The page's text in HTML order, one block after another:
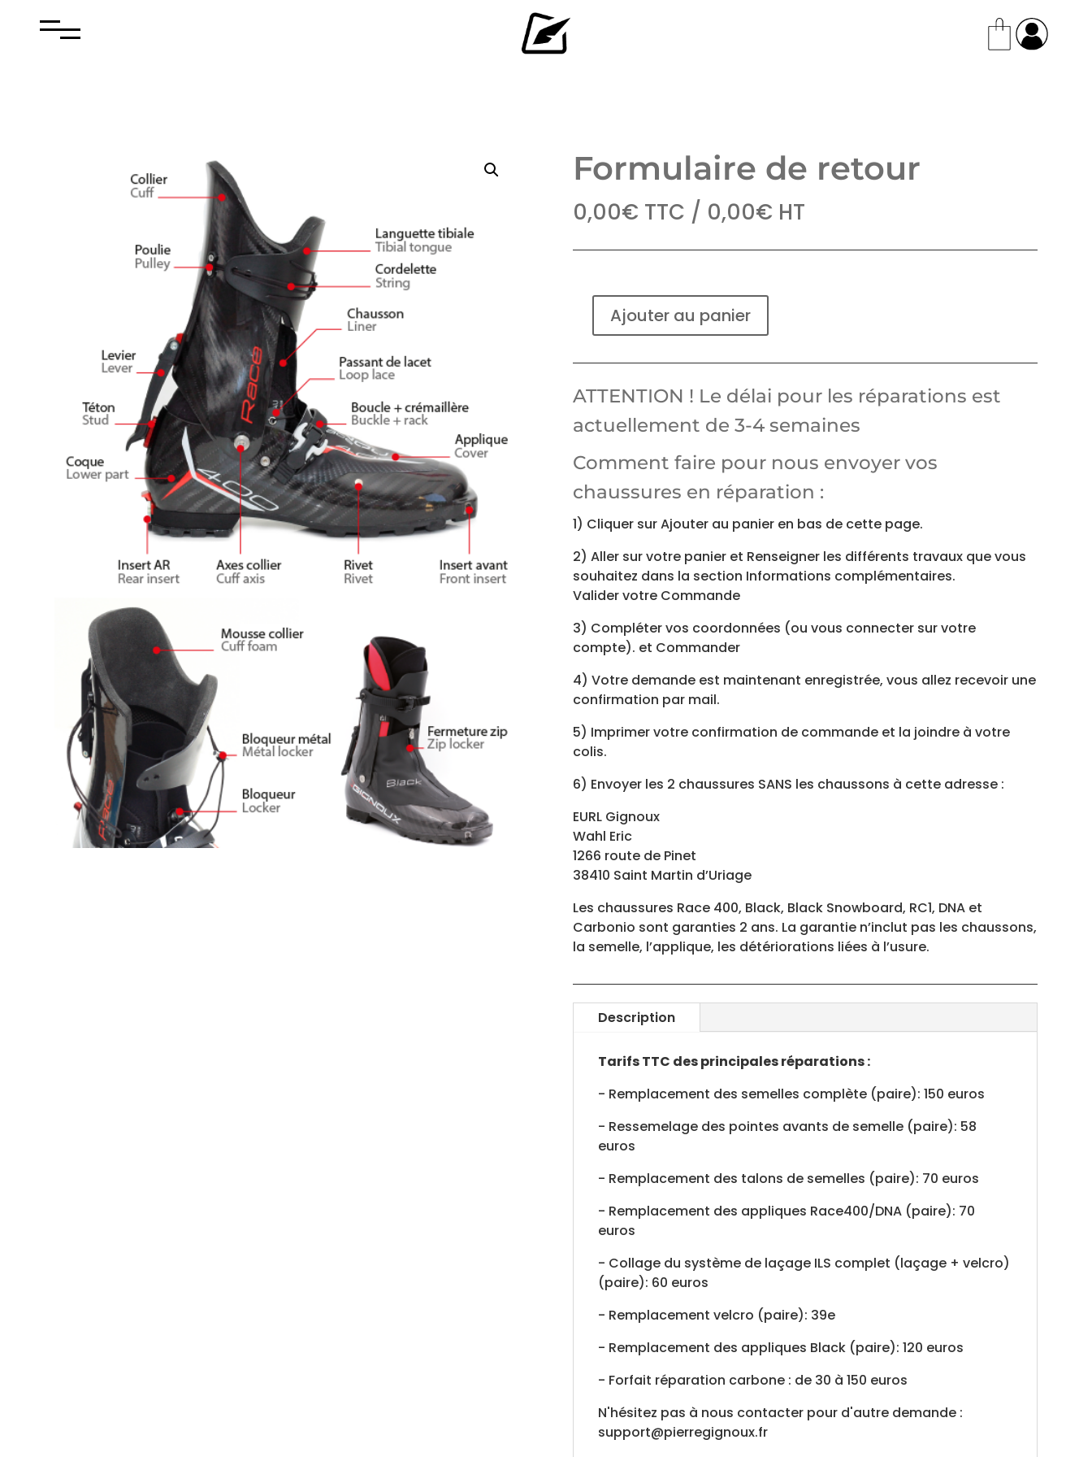
Formulaire de retour
0,00€ TTC / 0,00€ HT
quantité
Formulaire
retour
Ajouter au panier
ATTENTION ! Le délai pour les réparations est
actuellement de 3-4 semaines
Comment faire pour nous envoyer vos
chaussures en réparation :
1) Cliquer sur Ajouter au panier en bas de cette page.
2) Aller sur votre panier et Renseigner les différents travaux que vous
souhaitez dans la section Informations complémentaires.
Valider votre Commande
3) Compléter vos coordonnées (ou vous connecter sur votre
compte). et Commander
4) Votre demande est maintenant enregistrée, vous allez recevoir une
confirmation par mail.
5) Imprimer votre confirmation de commande et la joindre à votre
colis.
6) Envoyer les 2 chaussures SANS les chaussons à cette adresse :
EURL Gignoux
Wahl Eric
1266 route de Pinet
38410 Saint Martin d’Uriage
Les chaussures Race 400, Black, Black Snowboard, RC1, DNA et
Carbonio sont garanties 2 ans. La garantie n’inclut pas les chaussons,
la semelle, l’applique, les détériorations liées à l’usure.
Description
Tarifs TTC des principales réparations :
- Remplacement des semelles complète (paire): 150 euros
- Ressemelage des pointes avants de semelle (paire): 58
euros
- Remplacement des talons de semelles (paire): 70 euros
- Remplacement des appliques Race400/DNA (paire): 70
euros
- Collage du système de laçage ILS complet (laçage + velcro)
(paire): 60 euros
- Remplacement velcro (paire): 39e
- Remplacement des appliques Black (paire): 120 euros
- Forfait réparation carbone : de 30 à 150 euros
N'hésitez pas à nous contacter pour d'autre demande :
support@pierregignoux.fr